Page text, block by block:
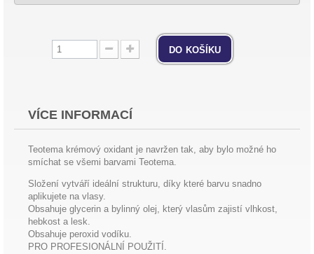
do košíku
VÍCE INFORMACÍ
Teotema krémový oxidant je navržen tak, aby bylo možné ho
smíchat se všemi barvami Teotema.
Složení vytváří ideální strukturu, díky které barvu snadno
aplikujete na vlasy.
Obsahuje glycerin a bylinný olej, který vlasům zajistí vlhkost,
hebkost a lesk.
Obsahuje peroxid vodíku.
PRO PROFESIONÁLNÍ POUŽITÍ.